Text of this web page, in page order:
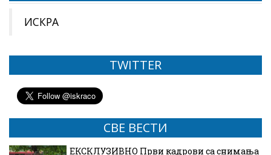
ИСКРА
TWITTER
СВЕ ВЕСТИ
ЕКСКЛУЗИВНО Први кадрови са снимања